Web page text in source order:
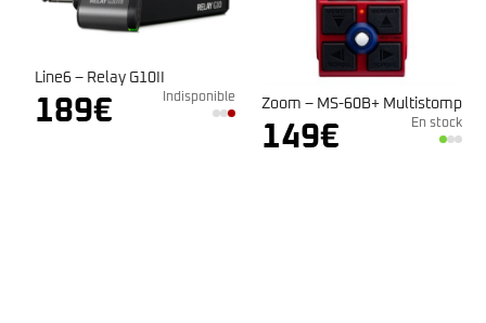
Line6 – Relay G10II
189€ Indisponible Zoom – MS-60B+ Multistomp
149€ En stock